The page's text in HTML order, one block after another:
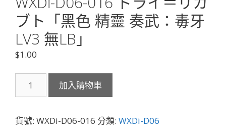
ブト「黑色 精靈 奏武：毒牙
LV3 無LB」
$1.00
D06-
ド
加入購物車
貨號: WXDi-D06-016 分類: WXDi-D06